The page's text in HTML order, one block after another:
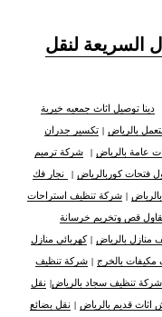
السريعة لنقل
دينا توصيل اثاث جمعيه خيرية
بالرياض |تكسير جدران
عامة بالرياض |شركة ترميم
فتحات كوربالرياض |
نجار فك
| شركة تنظيف استراحات
قص وتخريم خرسانة
منازل بالرياض |كهربائي منازل
بالخرج | شركة تنظيف
شركة تنظيف سجاد بالرياض| نقل
اثاث قديم بالرياض | نقل بضائع